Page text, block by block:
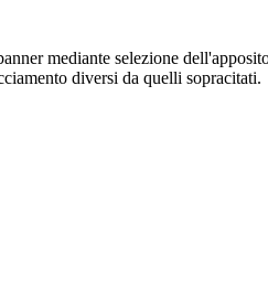
mediante selezione
diversi da quelli sopracitati.